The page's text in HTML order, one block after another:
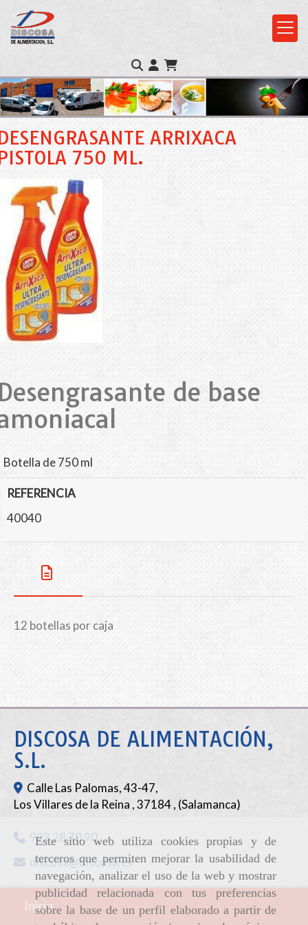
Este sitio web utiliza cookies propias y de
terceros que permiten mejorar la usabilidad de
navegación, analizar el uso de la web y mostrar
publicidad relacionada con tus preferencias
sobre la base de un perfil elaborado a partir de
ARRIXACA
750 ML.
de base
Botella de 750 ml
REFERENCIA
40040
12 botellas por caja
DISCOSA DE ALIMENTACIÓN,
S.L.
Calle Las Palomas, 43-47,
Los Villares de la Reina ,37184, (Salamanca)
923 28 70 90
discosa
discosa.es
Inicio